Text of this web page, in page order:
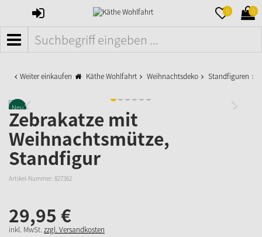
ANMELDEN 0 0
MENÜ
Weiter einkaufen Käthe Wohlfahrt Weihnachtsdeko Standfiguren
Neu
Zebrakatze mit
Weihnachtsmütze,
Standfigur
Artikel-Nummer: 827362
29,95 €
inkl. MwSt. zzgl. Versandkosten